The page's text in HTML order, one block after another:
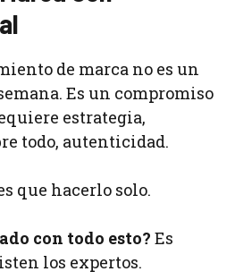
de marca no es un
Es un compromiso
estrategia,
todo, autenticidad.
que hacerlo solo.
con todo esto? Es
los expertos.